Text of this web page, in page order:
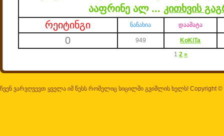
ააფრინე ალ ... კითხვის
რეიტინგი
ნანახია დაამატა
0 949
KoKiTa
1 2 »
ჩვენ ვარვღვევთ ყველა იმ წესს რომელიც სიცილში გვიშლის ხელს! Copyright ©